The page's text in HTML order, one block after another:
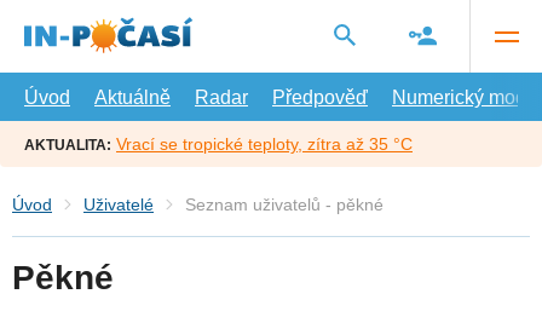
hlavní
Úvod
Aktuálně Radar Předpověď Numerický model
AKTUALITA: Vrací se tropické teploty, zítra až 35 °C
Úvod Uživatelé Seznam uživatelů - pěkné
Pěkné